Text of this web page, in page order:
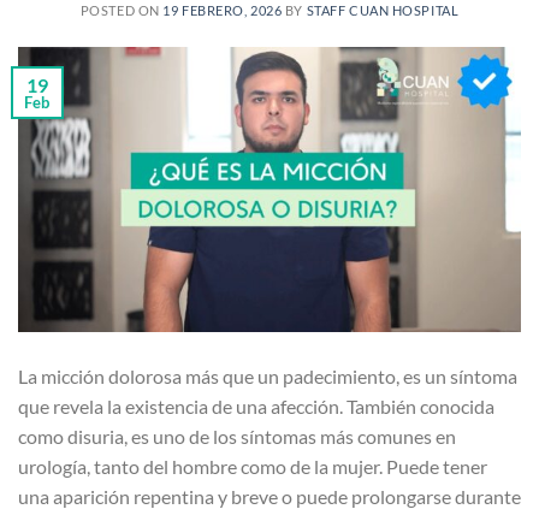
POSTED ON 19 FEBRERO, 2026 BY STAFF CUAN HOSPITAL
19
Feb
La micción dolorosa más que un padecimiento, es un síntoma
que revela la existencia de una afección. También conocida
como disuria, es uno de los síntomas más comunes en
urología, tanto del hombre como de la mujer. Puede tener
una aparición repentina y breve o puede prolongarse durante